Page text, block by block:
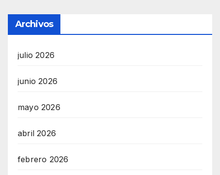
Archivos
julio 2026
junio 2026
mayo 2026
abril 2026
febrero 2026